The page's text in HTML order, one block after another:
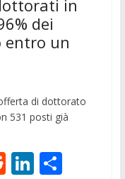
in
dei
entro un
di dottorato
531 posti già
R Li C